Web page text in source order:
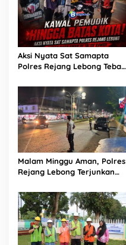
Aksi Nyata Sat Samapta
Polres Rejang Lebong Tebar
Malam Minggu Aman, Polres
Rejang Lebong Terjunkan
Rawan